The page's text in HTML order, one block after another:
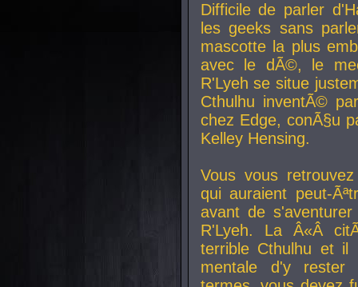
Difficile de parler
les geeks sans
mascotte la plus
avec le dÃ©, le
R'Lyeh se situe
Cthulhu inventÃ©
chez Edge, conÃ§u
Kelley Hensing.
Vous vous
qui auraient peut-
avant de
R'Lyeh. La Â«Â
terrible Cthulhu et
mentale d'y rester